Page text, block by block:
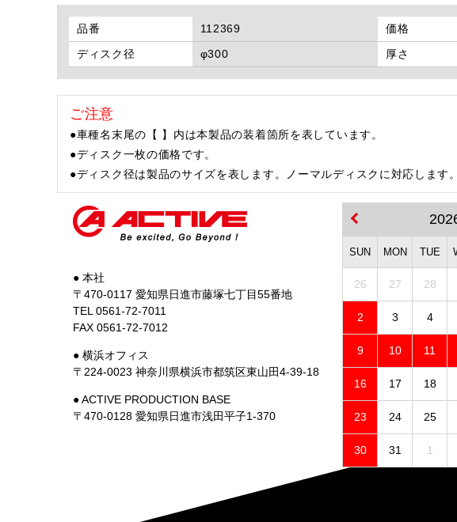
品番 112369 価格
ディスク径
φ300 厚さ
ご注意
●車種名末尾の【 】内は本製品の装着箇所を表しています。
●ディスク一枚の価格です。
●ディスク径は製品のサイズを表します。ノーマルディスクに対応します。
● 本社
〒470-0117 愛知県日進市藤塚七丁目55番地
TEL 0561-72-7011
FAX 0561-72-7012
● 横浜オフィス
〒224-0023 神奈川県横浜市都筑区東山田4-39-18
● ACTIVE PRODUCTION BASE
〒470-0128 愛知県日進市浅田平子1-370
SUN MON TUE
26 27 28
2 3 4
9 10 11
16 17 18
23 24 25
30 31 1